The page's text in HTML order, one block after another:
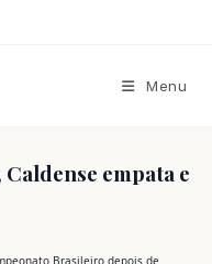
Menu
Caldense empata e
Brasileiro depois de